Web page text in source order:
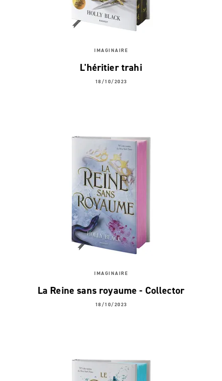
IMAGINAIRE
L'héritier trahi
18/10/2023
IMAGINAIRE
La Reine sans royaume - Collector
18/10/2023